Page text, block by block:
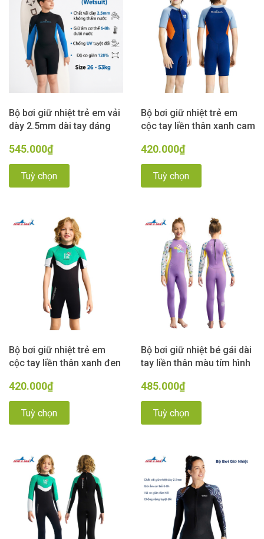
Bộ bơi giữ nhiệt trẻ em vải
dày 2.5mm dài tay dáng
Sail
545.000₫
Tuỳ chọn
Bộ bơi giữ nhiệt trẻ em
cộc tay liền thân xanh cam
420.000₫
Tuỳ chọn
Bộ bơi giữ nhiệt trẻ em
cộc tay liền thân xanh đen
Dive&Sail
420.000₫
Tuỳ chọn
Bộ bơi giữ nhiệt bé gái dài
tay liền thân màu tím hình
485.000₫
Tuỳ chọn